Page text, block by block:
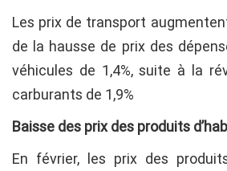
Les prix de transport
de la hausse de prix des
véhicules de 1,4%, suite à la
carburants de 1,9%
Baisse des prix des produits
En février, les prix des